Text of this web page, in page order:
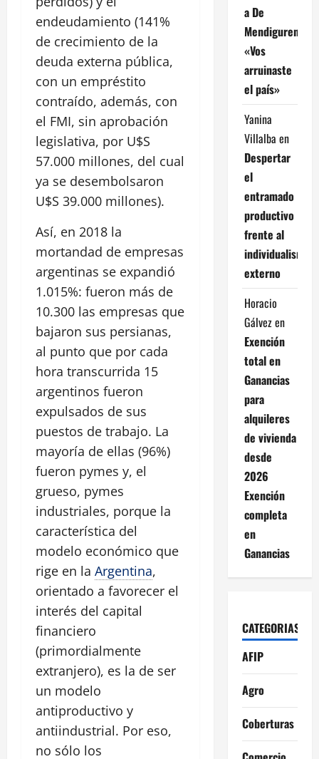
endeudamiento (141%
de crecimiento de la
deuda externa pública,
con un empréstito
contraído, además, con
el FMI, sin aprobación
legislativa, por U$S
57.000 millones, del cual
ya se desembolsaron
U$S 39.000 millones).
Así, en 2018 la
mortandad de empresas
argentinas se expandió
1.015%: fueron más de
10.300 las empresas que
bajaron sus persianas,
al punto que por cada
hora transcurrida 15
argentinos fueron
expulsados de sus
puestos de trabajo. La
mayoría de ellas (96%)
fueron pymes y, el
grueso, pymes
industriales, porque la
característica del
modelo económico que
rige en la Argentina,
orientado a favorecer el
interés del capital
financiero
(primordialmente
extranjero), es la de ser
un modelo
antiproductivo y
antiindustrial. Por eso,
no sólo los
a De
Mendiguren:
«Vos
arruinaste
el país»
Yanina
Villalba en
Despertar
el
entramado
productivo
frente al
individualismo
externo
Horacio
Gálvezen
Exención
total en
Ganancias
para
alquileres
de vivienda
desde
2026
Exención
completa
en
Ganancias
CATEGORIAS
AFIP
Agro
Coberturas